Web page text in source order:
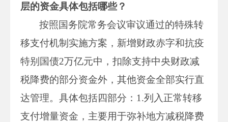
层的资金具体包括哪些？
按照国务院常务会议审议通过的特殊转
移支付机制实施方案，新增财政赤字和抗疫
特别国债2万亿元中，扣除支持中央财政减
税降费的部分资金外，其他资金全部实行直
达管理。具体包括四部分：1.列入正常转移
支付增量资金，主要用于弥补地方减税降费